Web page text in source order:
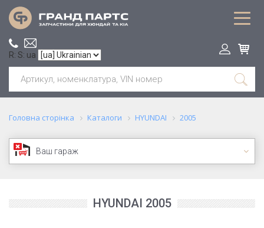
R: S: ua
Головна сторінка Каталоги HYUNDAI 2005
Ваш гараж
HYUNDAI 2005